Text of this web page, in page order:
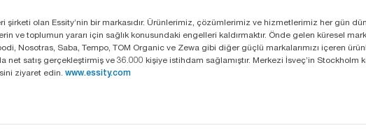
şirketi olan Essity’nin bir markasıdır. Ürünlerimiz, çözümlerimiz ve hizmetlerimiz her gün
ve toplumun yararı için sağlık konusundaki engelleri kaldırmaktır. Önde gelen küresel
Nosotras, Saba, Tempo, TOM Organic ve Zewa gibi diğer güçlü markalarımızı içeren
net satış gerçekleştirmiş ve 36.000 kişiye istihdam sağlamıştır. Merkezi İsveç’in
ziyaret edin. www.essity.com